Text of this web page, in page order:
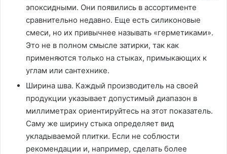
эпоксидными. Они появились в ассортименте
сравнительно недавно. Еще есть силиконовые
смеси, но их привычнее называть «герметиками».
Это не в полном смысле затирки, так как
применяются только на стыках, примыкающих к
углам или сантехнике.
Ширина шва. Каждый производитель на своей
продукции указывает допустимый диапазон в
миллиметрах ориентируйтесь на этот показатель.
Саму же ширину стыка определяет вид
укладываемой плитки. Если не соблюсти
рекомендации и, например, сделать более